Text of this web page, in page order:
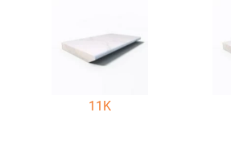
11K